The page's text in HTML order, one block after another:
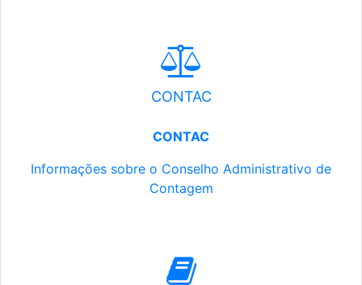
CONTAC
CONTAC
Informações sobre o Conselho Administrativo de
Contagem